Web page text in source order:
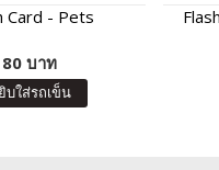
Card - Pets
80 บาท
บใส่รถเข็น